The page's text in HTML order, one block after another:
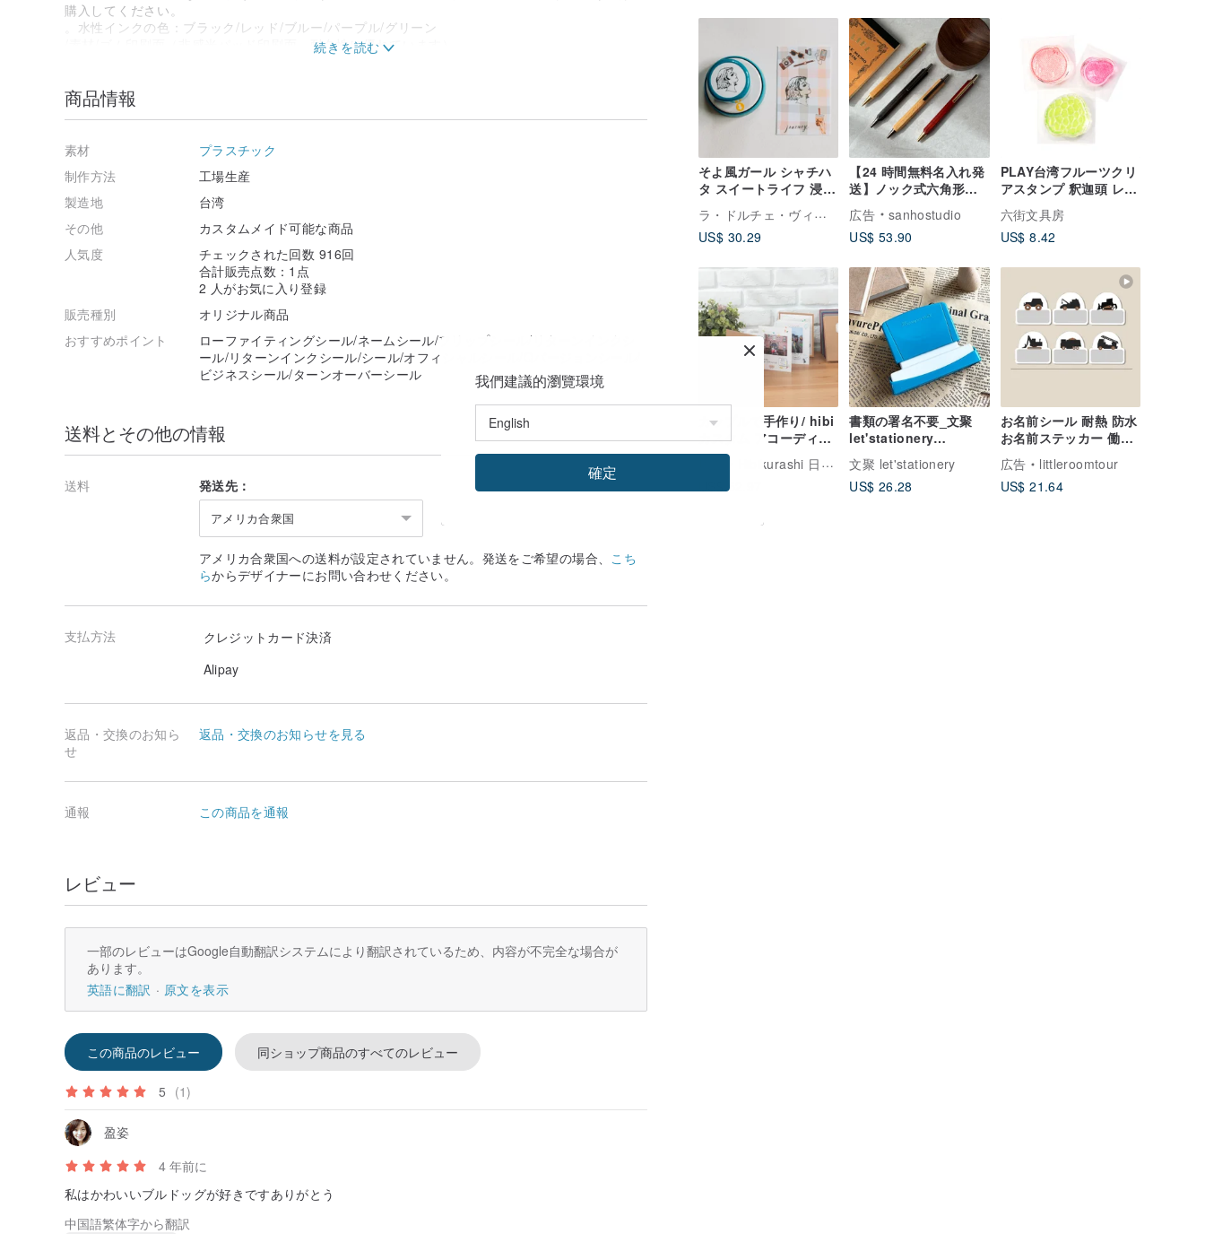
そよ風ガール シャチハ
タ スイートライフ 浸透
印スタンプ
ラ・ドルチェ・ヴィータ | La Dolce Vita
US$ 30.29
【24 時間無料名入れ発
送】ノック式六角形木
製ボールペン（ブラッ
ク F）無料刻印
広告
sanhostudio
US$ 53.90
PLAY台湾フルーツクリ
アスタンプ 釈迦頭 レン
ブ みかん
六街文具房
US$ 8.42
カップルで手作り/ hibi
カスタム アコーディオ
ン式手作りフォトアル
バム【ミルクティーキ
ャメル】記念日ギフト
Hibikurashi 日々暮らし
US$ 52.97
書類の署名不要_文聚
let'stationery
SHACHIHATA カスタマ
イズ連続スタンプ Q14
文聚 let'stationery
US$ 26.28
お名前シール 耐熱 防水
お名前ステッカー 働く
車 1
広告
littleroomtour
US$ 21.64
購入してください。
。水性インクの色：ブラック/レッド/ブルー/パープル/グリーン
/素材/ゴム印刷面（非感光パッド印刷面、耐久性に優れています）
追加できます
*中国語/英語/日本語/韓国語にすることができます。言語ごとに1種類のフォントのみを選択できま
2.注文後、「転送」を完了すると、手配が開始されます
3.校正は、「2回」の原則に基づいています（最初の校正を含む/タイプミスなど）
注：何度も変更する場合は、手数料がかかりますので、ご容赦ください。
4.パターンスタンプのモデル/フォントは選択後に変更できません。慎重に選択してください
/ 述べる/
1.章に付属のマニュアルがありますので、よくお読みください
2.初期段階では、インクの量が多いため、通常の現象である少量のペーストが発生します。わずか
な力で覆うことができます。
これを「品質の悪さ」の言い訳として使用しないでください
3.製作期間は約7〜9日で、事前に完成させて納品いたします。
（証明は含まれません。発行日。休日。特別な事情と配達）
4.滑らかな表面に水性インクを刻印することはできません。「油性インク」をご希望の場合は、別
途お問い合わせの上、ご注文ください。
💛特殊色水性インク28ml（オプションで「特殊色インク」を直接選択して安くすることができま
す）
www.pinkoi.com/product/1ccAtgna
👉特殊な色のインクを追加すると、印刷パッドは空白になります。自分でインクを追加する必要が
あります
/その他のお客様注文写真/
商品情報
素材
プラスチック
制作方法
工場生産
製造地
台湾
その他
カスタムメイド可能な商品
人気度
チェックされた回数 916回
合計販売点数：1点
2 人がお気に入り登録
販売種別
オリジナル商品
おすすめポイント
ローファイティングシール/ネームシール/フリップシール/リターンインクシ
ール/リターンインクシール/シール/オフィシャルシール/Qバージョンシール/
ビジネスシール/ターンオーバーシール
送料とその他の情報
送料 発送先：
アメリカ合衆国
アメリカ合衆国への送料が設定されていません。発送をご希望の場合、 こち
らからデザイナーにお問い合わせください。
支払方法
クレジットカード決済
Alipay
返品・交換のお知ら
せ
返品・交換のお知らせを見る
通報 この商品を通報
レビュー
一部のレビューはGoogle自動翻訳システムにより翻訳されているため、内容が不完全な場合が
あります。
英語に翻訳
原文を表示
この商品のレビュー 同ショップ商品のすべてのレビュー
5 (1)
盈姿
4 年前に
私はかわいいブルドッグが好きですありがとう
中国語繁体字から翻訳
我們建議的瀏覽環境
確定